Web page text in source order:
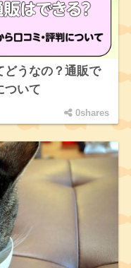
どうなの？通販で
ついて
0shares